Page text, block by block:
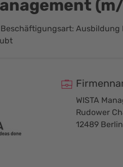
Beschäftigungsart:
WISTA
Rudower
12489 Berlin